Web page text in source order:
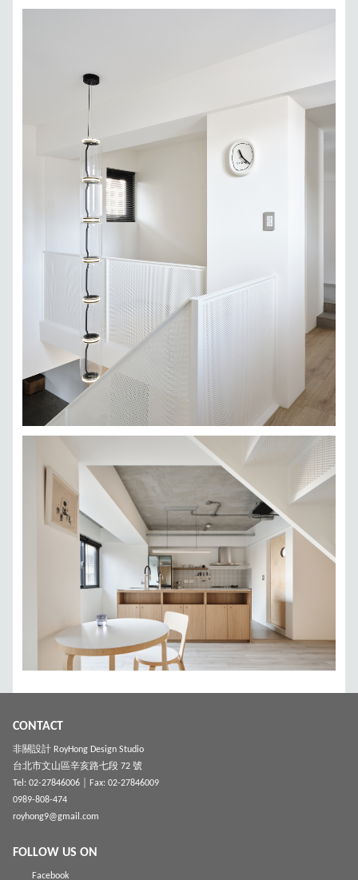
FOLLOW US ON
Facebook
CONTACT
非關設計 RoyHong Design Studio
台北市文山區辛亥路七段 72 號
Tel: 02-27846006 │ Fax: 02-27846009
0989-808-474
royhong9@gmail.com